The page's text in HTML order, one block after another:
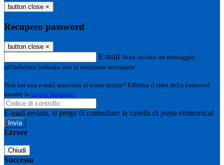
button close ×
Recupero password
button close ×
E-mail Verrà inviato un messaggio
all'indirizzo indicato con le istruzioni necessarie.
Non hai una e-mail associata al nome utente? Effettua il reset della password
tramite la Login Spaggiari
E-mail inviata, si prega di controllare la casella di posta elettronica!
Errore
Chiudi
Successo